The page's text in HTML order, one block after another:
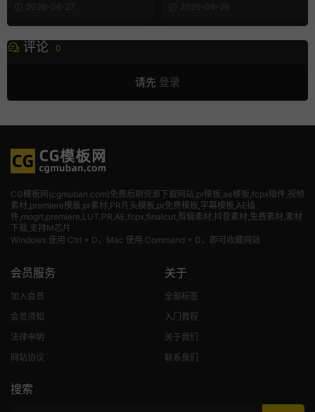
2026-06-27 2026-06-26
评论 0
请先 登录
CG模板网(cgmuban.com)免费后期资源下载网站,pr模板,ae模板,fcpx插件,视频
素材 ,premiere模板,pr素材,PR片头模板,pr免费模板,字幕模板,AE插
件,mogrt,premiere,LUT,PR,AE,fcpx,finalcut,剪辑素材,抖音素材,免费素材,素材
下载,支持M芯片
Windows 使用 Ctrl + D，Mac 使用 Command + D，即可收藏网站
会员服务
加入会员
会员须知
法律申明
网站协议
关于
全部标签
入门教程
关于我们
联系我们
搜索